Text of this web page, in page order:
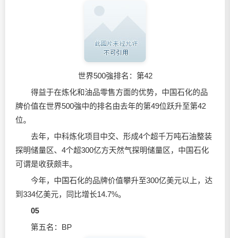
世界500強排名：第42
得益于在炼化和油品零售方面的优势，中国石化的品
牌价值在世界500強中的排名由去年的第49位跃升至第42
位。
去年，中科炼化项目中交、形成4个超千万吨石油整装
探明储量区、4个超300亿方天然气探明储量区，中国石化
可谓是收获颇丰。
今年，中国石化的品牌价值攀升至300亿美元以上，达
到334亿美元，同比增长14.7%。
05
第五名：BP